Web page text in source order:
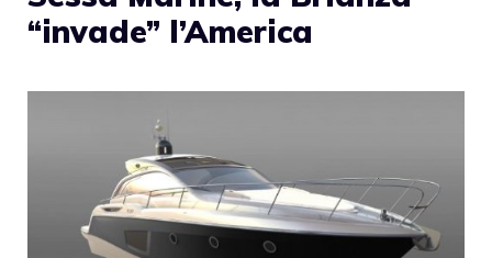
“invade” l’America